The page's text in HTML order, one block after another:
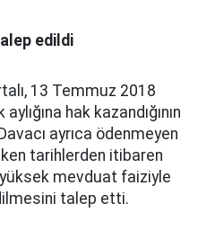
edildi
13 Temmuz 2018
hak kazandığının
ayrıca ödenmeyen
tarihlerden itibaren
yüksek mevduat faiziyle
talep etti.